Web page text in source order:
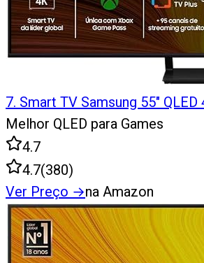
7. Smart TV Samsung 55" QLED
Melhor QLED para Games
4.7
4.7(380)
Ver Preço →na Amazon